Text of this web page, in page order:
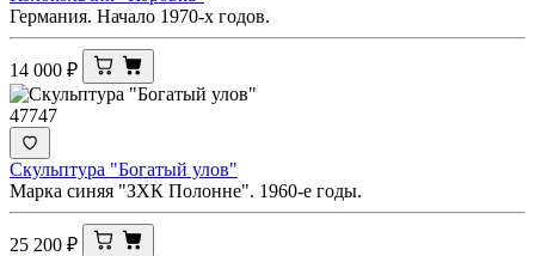
Германия. Начало 1970-х годов.
14 000 ₽
47747
Скульптура "Богатый улов"
Марка синяя "ЗХК Полонне". 1960-е годы.
25 200 ₽